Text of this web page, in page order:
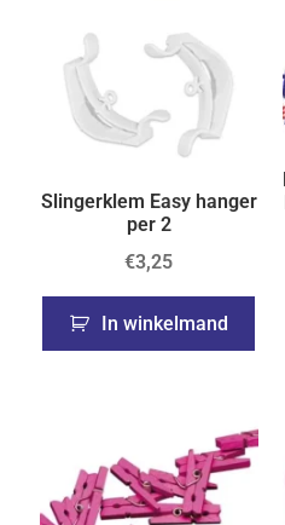
Slingerklem Easy hanger
per 2
€3,25
In winkelmand